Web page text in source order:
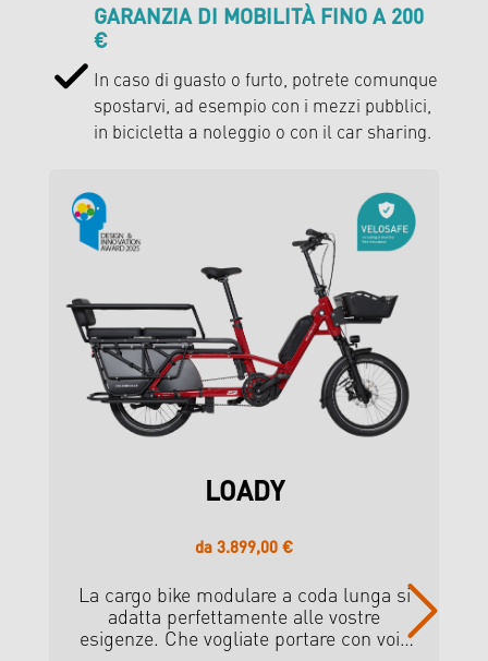
GARANZIA DI MOBILITÀ FINO A 200
€
In caso di guasto o furto, potrete comunque
spostarvi, ad esempio con i mezzi pubblici,
in bicicletta a noleggio o con il car sharing.
LOADY
Prezzo normale:
da 3.899,00 €
La cargo bike modulare a coda lunga si
adatta perfettamente alle vostre
esigenze. Che vogliate portare con voi i